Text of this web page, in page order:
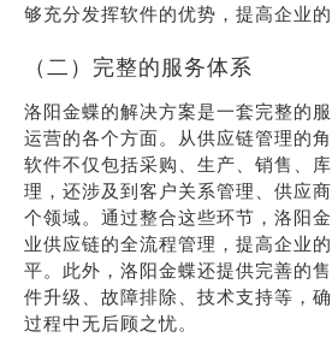
够充分发挥软件的优势，提高企业
（二）完整的服务体系
洛阳金蝶的解决方案是一套完整的
运营的各个方面。从供应链管理的
软件不仅包括采购、生产、销售、
理，还涉及到客户关系管理、供应
个领域。通过整合这些环节，洛阳
业供应链的全流程管理，提高企业
平。此外，洛阳金蝶还提供完善的
件升级、故障排除、技术支持等，
过程中无后顾之忧。